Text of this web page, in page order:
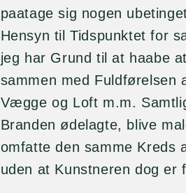
paatage sig nogen
Hensyn til Tidspunktet for
jeg har Grund til at haabe
sammen med Fuldførelsen
Vægge og Loft m.m.
Branden ødelagte, blive
omfatte den samme Kreds
uden at Kunstneren dog er